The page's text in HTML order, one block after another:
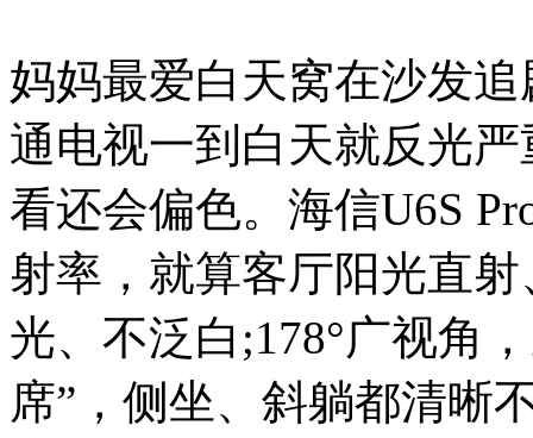
妈妈最爱白天窝在沙发
通电视一到白天就反光
看还会偏色。海信U6S
射率，就算客厅阳光直
光、不泛白;178°广视角
席”，侧坐、斜躺都清晰